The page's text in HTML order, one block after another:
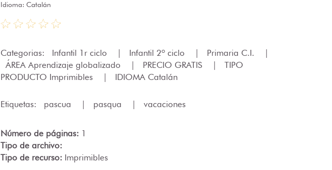
Idioma: Catalán
Categorias: Infantil 1r ciclo Infantil 2º ciclo Primaria C.I.
ÁREA Aprendizaje globalizado
PRECIO GRATIS
TIPO
PRODUCTO Imprimibles
IDIOMA Catalán
Etiquetas: pascua pasqua vacaciones
Número de páginas: 1
Tipo de archivo:
Tipo de recurso: Imprimibles